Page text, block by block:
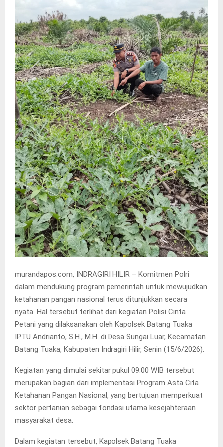
murandapos.com, INDRAGIRI HILIR – Komitmen Polri
dalam mendukung program pemerintah untuk mewujudkan
ketahanan pangan nasional terus ditunjukkan secara
nyata. Hal tersebut terlihat dari kegiatan Polisi Cinta
Petani yang dilaksanakan oleh Kapolsek Batang Tuaka
IPTU Andrianto, S.H., M.H. di Desa Sungai Luar, Kecamatan
Batang Tuaka, Kabupaten Indragiri Hilir, Senin (15/6/2026).
Kegiatan yang dimulai sekitar pukul 09.00 WIB tersebut
merupakan bagian dari implementasi Program Asta Cita
Ketahanan Pangan Nasional, yang bertujuan memperkuat
sektor pertanian sebagai fondasi utama kesejahteraan
masyarakat desa.
Dalam kegiatan tersebut, Kapolsek Batang Tuaka